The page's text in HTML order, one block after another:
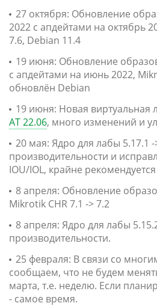
27 октября: Обновление
2022 с апдейтами на октябрь
7.6, Debian 11.4
19 июня: Обновление
с апдейтами на июнь 2022,
обновлён Debian
19 июня: Новая виртуальная
AT 22.06, много изменений и
20 мая: Ядро для лабы 5.17.1
производительности и
IOU/IOL, крайне рекомендуется
8 апреля: Обновление
Mikrotik CHR 7.1 -> 7.2
8 апреля: Ядро для лабы
производительности.
25 февраля: В связи со
сообщаем, что не будем
марта, т.е. неделю. Если
- самое время.